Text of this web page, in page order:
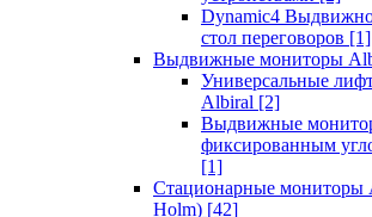
Dynamic4
стол переговоров [1]
Выдвижные мониторы
Универсальные
Albiral [2]
Выдвижные
фиксированным
[1]
Стационарные мониторы
Holm) [42]